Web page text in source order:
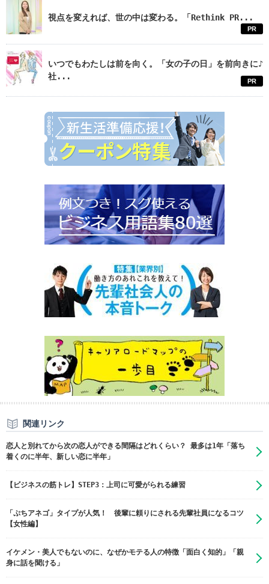
視点を変えれば、世の中は変わる。「Rethink PR...
PR
いつでもわたしは前を向く。「女の子の日」を前向きに♪
社...
PR
関連リンク
恋人と別れてから次の恋人ができる間隔はどれくらい？ 最多は1年「落ち
着くのに半年、新しい恋に半年」
【ビジネスの筋トレ】STEP3：上司に可愛がられる練習
「ぷちアネゴ」タイプが人気！ 後輩に頼りにされる先輩社員になるコツ
【女性編】
イケメン・美人でもないのに、なぜかモテる人の特徴「面白く知的」「親
身に話を聞ける」